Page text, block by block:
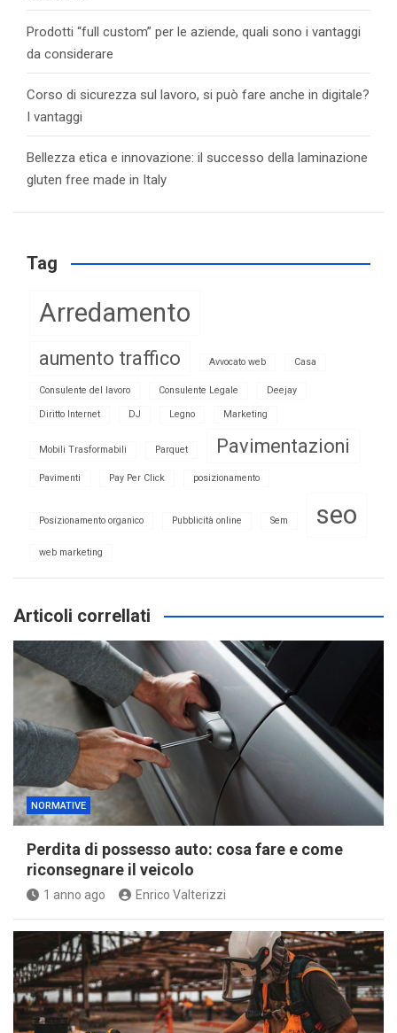
Prodotti “full custom” per le aziende, quali sono i vantaggi
da considerare
Corso di sicurezza sul lavoro, si può fare anche in digitale?
I vantaggi
Bellezza etica e innovazione: il successo della laminazione
gluten free made in Italy
Tag
Arredamento
aumento traffico Avvocato web Casa
Consulente del lavoro Consulente Legale Deejay
Diritto Internet DJ Legno Marketing
Mobili Trasformabili Parquet Pavimentazioni
Pavimenti Pay Per Click posizionamento
Posizionamento organico Pubblicità online Sem seo
web marketing
Articoli correllati
NORMATIVE
Perdita di possesso auto: cosa fare e come
riconsegnare il veicolo
1 anno ago Enrico Valterizzi